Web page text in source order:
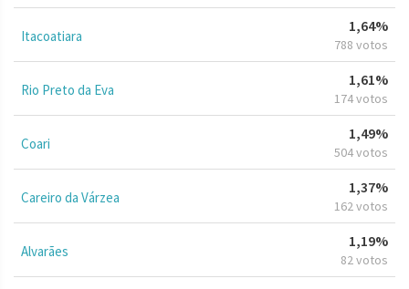
Itacoatiara
1,64%
788 votos
Rio Preto da Eva
1,61%
174 votos
Coari
1,49%
504 votos
Careiro da Várzea
1,37%
162 votos
Alvarães
1,19%
82 votos